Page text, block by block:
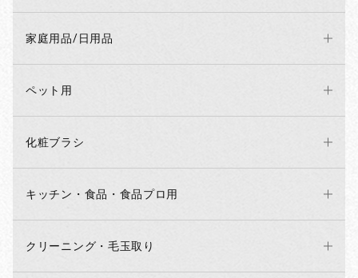
家庭用品/日用品
ペット用
化粧ブラシ
キッチン・食品・食品プロ用
クリーニング・毛玉取り